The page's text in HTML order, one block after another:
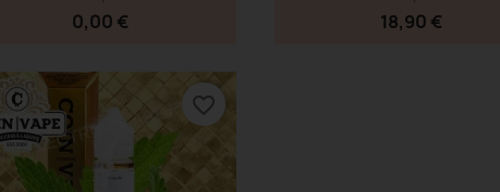
0,00 € 18,90 €
favorite_border